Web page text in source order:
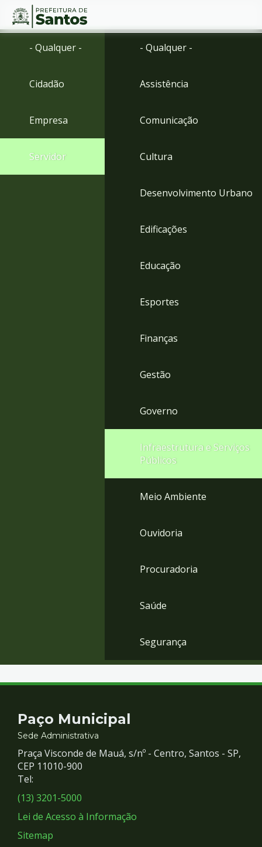
Ir
menu
para
Conteúdo
- Qualquer -
Cidadão
Empresa
Servidor
- Qualquer -
Assistência
Comunicação
Cultura
Desenvolvimento Urbano
Edificações
Educação
Esportes
Finanças
Gestão
Governo
Infraestrutura e Serviços
Públicos
Meio Ambiente
Ouvidoria
Procuradoria
Saúde
Segurança
Contato
e
Redes
Sociais
Paço Municipal
Sede Administrativa
Praça Visconde de Mauá, s/nº - Centro, Santos - SP,
CEP 11010-900
Tel:
(13) 3201-5000
Lei de Acesso à Informação
Sitemap